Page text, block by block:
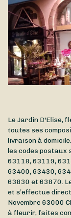
est disponible à la
environs.
Le Jardin D'Elise,
toutes ses
livraison à
les codes postaux
63118, 63119,
63400, 63430,
63830 et 63870.
et s’effectue
Novembre63000
à fleurir, faites